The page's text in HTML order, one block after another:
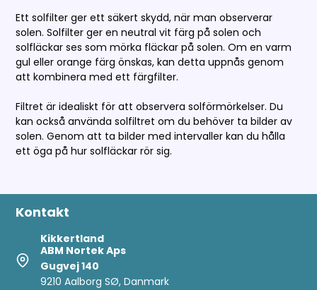
Ett solfilter ger ett säkert skydd, när man observerar
solen. Solfilter ger en neutral vit färg på solen och
solfläckar ses som mörka fläckar på solen. Om en varm
gul eller orange färg önskas, kan detta uppnås genom
att kombinera med ett färgfilter.
Filtret är idealiskt för att observera solförmörkelser. Du
kan också använda solfiltret om du behöver ta bilder av
solen. Genom att ta bilder med intervaller kan du hålla
ett öga på hur solfläckar rör sig.
Kontakt
Kikkertland
ABM Nortek Aps
Gugvej 140
9210 Aalborg SØ, Danmark